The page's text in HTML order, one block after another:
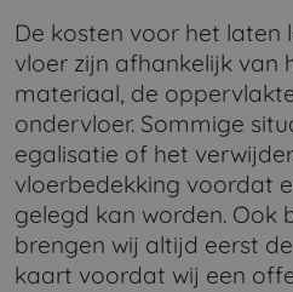
De kosten voor het laten
vloer zijn afhankelijk van
materiaal, de
ondervloer. Sommige
egalisatie of het
vloerbedekking voordat
gelegd kan worden. Ook
brengen wij altijd eerst
kaart voordat wij een